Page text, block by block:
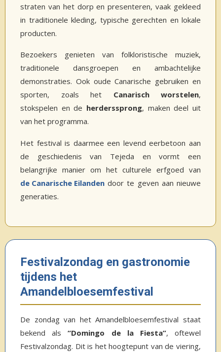
straten van het dorp en presenteren, vaak gekleed
in traditionele kleding, typische gerechten en lokale
producten.
Bezoekers genieten van folkloristische muziek,
traditionele dansgroepen en ambachtelijke
demonstraties. Ook oude Canarische gebruiken en
sporten, zoals het Canarisch worstelen,
stokspelen en de herderssprong, maken deel uit
van het programma.
Het festival is daarmee een levend eerbetoon aan
de geschiedenis van Tejeda en vormt een
belangrijke manier om het culturele erfgoed van
de Canarische Eilanden door te geven aan nieuwe
generaties.
Festivalzondag en gastronomie
tijdens het
Amandelbloesemfestival
De zondag van het Amandelbloesemfestival staat
bekend als“Domingo de la Fiesta”, oftewel
Festivalzondag. Dit is het hoogtepunt van de viering,